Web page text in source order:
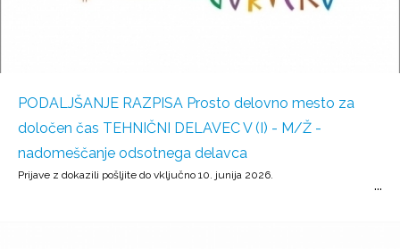
PODALJŠANJE RAZPISA Prosto delovno mesto za
določen čas TEHNIČNI DELAVEC V (I) - M/Ž -
nadomeščanje odsotnega delavca
Prijave z dokazili pošljite do vključno 10. junija 2026.